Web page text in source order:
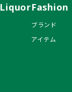
Fashion
ブランド
アイテム